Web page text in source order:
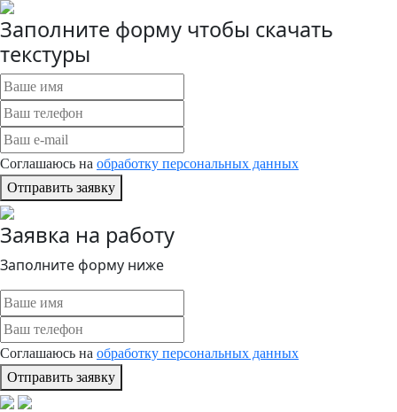
Заполните форму чтобы скачать
текстуры
Соглашаюсь на обработку персональных данных
Отправить заявку
Заявка на работу
Заполните форму ниже
Соглашаюсь на обработку персональных данных
Отправить заявку